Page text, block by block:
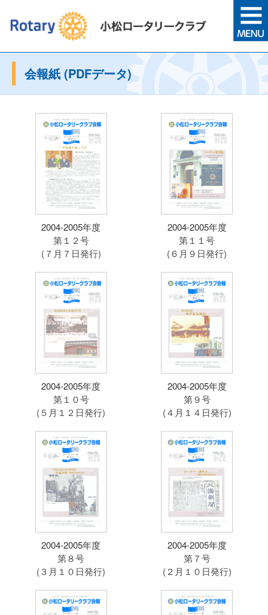
会報紙 (PDFデータ)
2004-2005年度
第１２号
(７月７日発行)
2004-2005年度
第１１号
(６月９日発行)
2004-2005年度
第１０号
(５月１２日発行)
2004-2005年度
第９号
(４月１４日発行)
2004-2005年度
第８号
(３月１０日発行)
2004-2005年度
第７号
(２月１０日発行)